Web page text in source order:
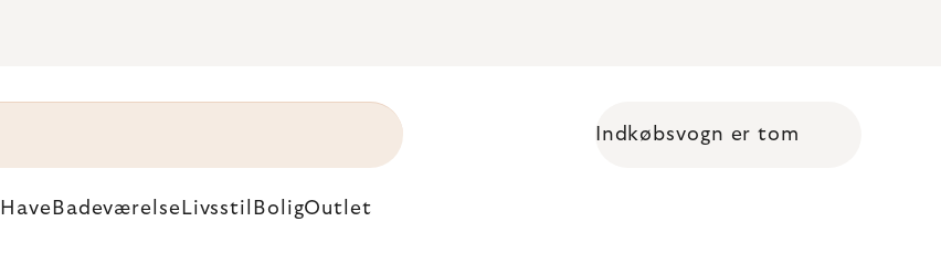
Shopping cart
Indkøbsvogn er tom
Have Badeværelse Livsstil BoligOutlet